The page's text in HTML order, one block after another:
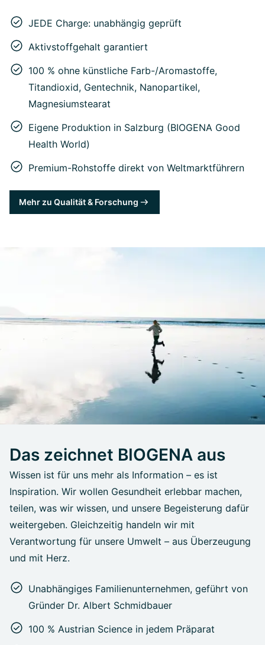
JEDE Charge: unabhängig geprüft
Aktivstoffgehalt garantiert
100 % ohne künstliche Farb-/Aromastoffe,
Titandioxid, Gentechnik, Nanopartikel,
Magnesiumstearat
Eigene Produktion in Salzburg (BIOGENA Good
Health World)
Premium-Rohstoffe direkt von Weltmarktführern
Mehr zu Qualität & Forschung
Das zeichnet BIOGENA aus
Wissen ist für uns mehr als Information – es ist
Inspiration. Wir wollen Gesundheit erlebbar machen,
teilen, was wir wissen, und unsere Begeisterung dafür
weitergeben. Gleichzeitig handeln wir mit
Verantwortung für unsere Umwelt – aus Überzeugung
und mit Herz.
Unabhängiges Familienunternehmen, geführt von
Gründer Dr. Albert Schmidbauer
100 % Austrian Science in jedem Präparat